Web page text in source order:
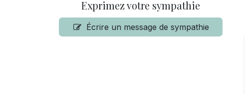
Exprimez votre sympathie
Écrire un message de sympathie